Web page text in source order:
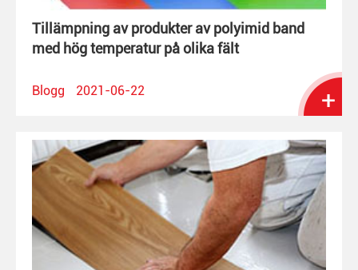
Tillämpning av produkter av polyimid band
med hög temperatur på olika fält
Blogg 2021-06-22 +